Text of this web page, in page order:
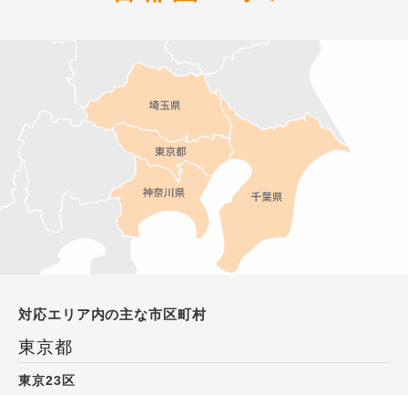
対応エリア内の主な市区町村
東京都
東京23区